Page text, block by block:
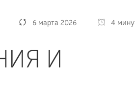
6 марта 2026 4
И